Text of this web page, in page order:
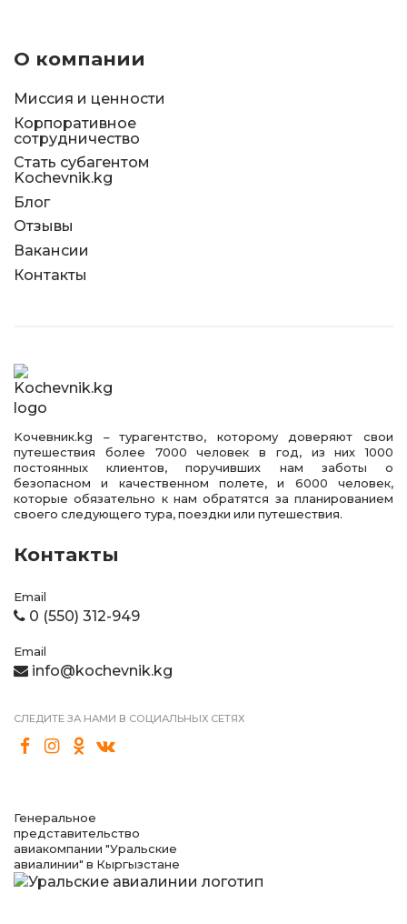
О компании
Миссия и ценности
Корпоративное
сотрудничество
Стать субагентом
Kochevnik.kg
Блог
Отзывы
Вакансии
Контакты
Kочевник.kg – турагентство, которому доверяют свои
путешествия более 7000 человек в год, из них 1000
постоянных клиентов, поручивших нам заботы о
безопасном и качественном полете, и 6000 человек,
которые обязательно к нам обратятся за планированием
своего следующего тура, поездки или путешествия.
Контакты
Email
0 (550) 312-949
Email
info@kochevnik.kg
СЛЕДИТЕ ЗА НАМИ В СОЦИАЛЬНЫХ СЕТЯХ
Генеральное
представительство
авиакомпании "Уральские
авиалинии" в Кыргызстане